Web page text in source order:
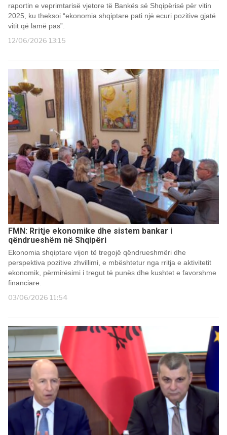
raportin e veprimtarisë vjetore të Bankës së Shqipërisë për vitin
2025, ku theksoi “ekonomia shqiptare pati një ecuri pozitive gjatë
vitit që lamë pas”.
12/06/2026 13:15
FMN: Rritje ekonomike dhe sistem bankar i
qëndrueshëm në Shqipëri
Ekonomia shqiptare vijon të tregojë qëndrueshmëri dhe
perspektiva pozitive zhvillimi, e mbështetur nga rritja e aktivitetit
ekonomik, përmirësimi i tregut të punës dhe kushtet e favorshme
financiare.
03/06/2026 11:54